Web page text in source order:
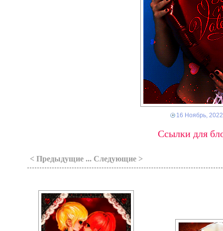
16 Ноябрь, 2022
Ссылки для
< Предыдущие ... Следующие >